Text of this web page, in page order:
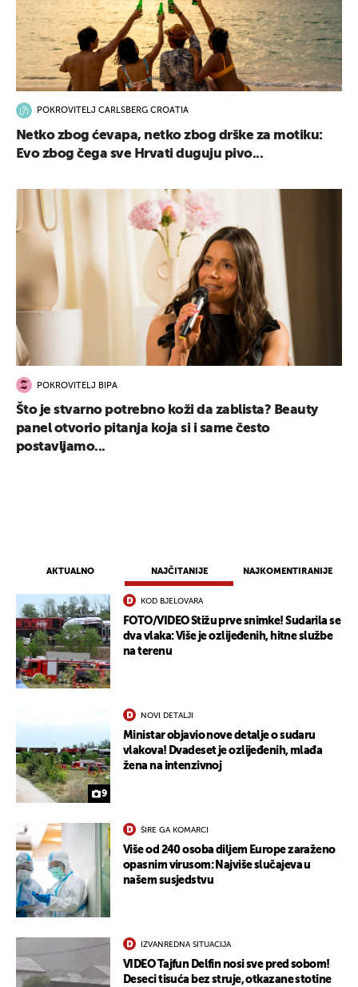
AKTUALNO NAJČITANIJE NAJKOMENTIRANIJE
KOD BJELOVARA
FOTO/VIDEO Stižu prve snimke! Sudarila se
dva vlaka: Više je ozlijeđenih, hitne službe
na terenu
9
NOVI DETALJI
Ministar objavio nove detalje o sudaru
vlakova! Dvadeset je ozlijeđenih, mlađa
žena na intenzivnoj
ŠIRE GA KOMARCI
Više od 240 osoba diljem Europe zaraženo
opasnim virusom: Najviše slučajeva u
našem susjedstvu
IZVANREDNA SITUACIJA
VIDEO Tajfun Delfin nosi sve pred sobom!
Deseci tisuća bez struje, otkazane stotine
POKROVITELJ CARLSBERG CROATIA
Netko zbog ćevapa, netko zbog drške za motiku:
Evo zbog čega sve Hrvati duguju pivo...
POKROVITELJ BIPA
Što je stvarno potrebno koži da zablista? Beauty
panel otvorio pitanja koja si i same često
postavljamo...